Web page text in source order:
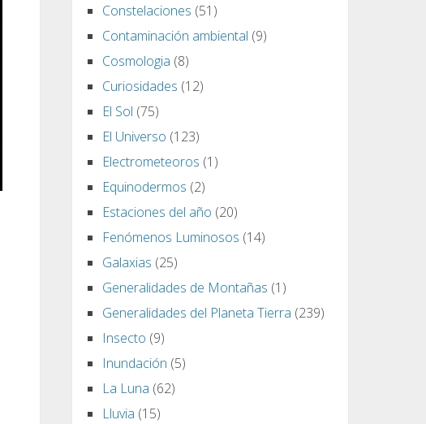
Constelaciones (51)
Contaminación ambiental (9)
Cosmologia (8)
Curiosidades (12)
El Sol (75)
El Universo (123)
Electrometeoros (1)
Equinodermos (2)
Estaciones del año (20)
Fenómenos Luminosos (14)
Galaxias (25)
Generalidades de Montañas (1)
Generalidades del Planeta Tierra (239)
Insecto (9)
Inundación (5)
La Luna (62)
Lluvia (15)